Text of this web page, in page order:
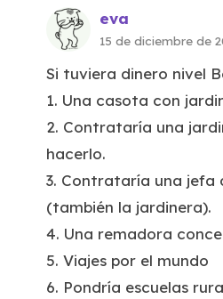
eva
15 de diciembre de
Si tuviera dinero nivel
1. Una casota con
2. Contrataría una
hacerlo.
3. Contrataría una jefa
(también la jardinera).
4. Una remadora
5. Viajes por el mundo
6. Pondría escuelas